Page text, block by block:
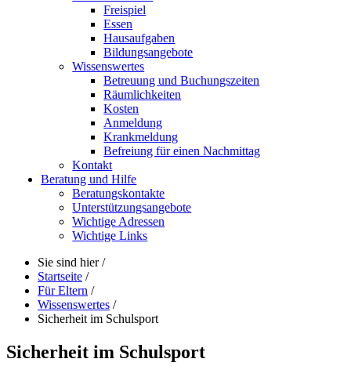
Freispiel
Essen
Hausaufgaben
Bildungsangebote
Wissenswertes
Betreuung und Buchungszeiten
Räumlichkeiten
Kosten
Anmeldung
Krankmeldung
Befreiung für einen Nachmittag
Kontakt
Beratung und Hilfe
Beratungskontakte
Unterstützungsangebote
Wichtige Adressen
Wichtige Links
Sie sind hier/
Startseite /
Für Eltern /
Wissenswertes /
Sicherheit im Schulsport
Sicherheit im Schulsport